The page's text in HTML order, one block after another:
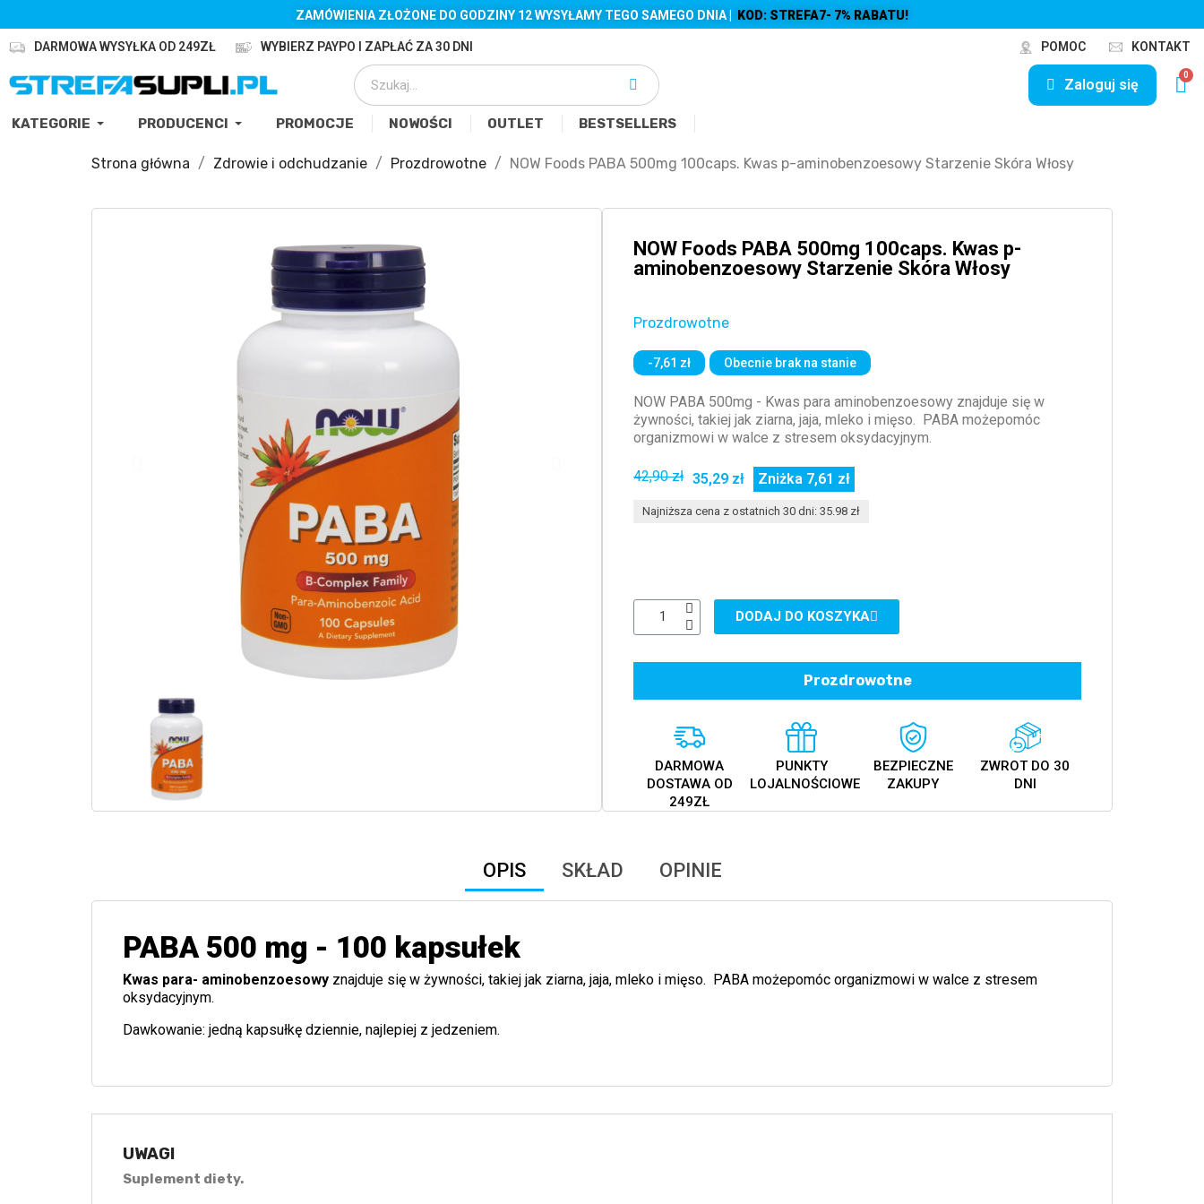
ZAMÓWIENIA ZŁOŻONE DO GODZINY 12 WYSYŁAMY TEGO SAMEGO DNIA | KOD: STREFA7- 7% RABATU!
DARMOWA WYSYŁKA OD 249ZŁ WYBIERZ PAYPO I ZAPŁAĆ ZA 30 DNI POMOC KONTAKT
Zaloguj się
KATEGORIE PRODUCENCI PROMOCJE NOWOŚCI OUTLET BESTSELLERS
Strona główna Zdrowie i odchudzanie Prozdrowotne NOW Foods PABA 500mg 100caps. Kwas p-aminobenzoesowy Starzenie Skóra Włosy
NOW Foods PABA 500mg 100caps. Kwas p-
aminobenzoesowy Starzenie Skóra Włosy
Prozdrowotne
-7,61 zł Obecnie brak na stanie
NOW PABA 500mg - Kwas para aminobenzoesowy znajduje się w
żywności, takiej jak ziarna, jaja, mleko i mięso. PABA możepomóc
organizmowi w walce z stresem oksydacyjnym.
42,90 zł 35,29 zł Zniżka 7,61 zł
Najniższa cena z ostatnich 30 dni: 35.98 zł
DODAJ DO KOSZYKA
Prozdrowotne
DARMOWA
DOSTAWA OD
249ZŁ
PUNKTY
LOJALNOŚCIOWE
BEZPIECZNE
ZAKUPY
ZWROT DO 30
DNI
OPIS SKŁAD OPINIE
PABA 500 mg - 100 kapsułek
Kwas para- aminobenzoesowy znajduje się w żywności, takiej jak ziarna, jaja, mleko i mięso. PABA możepomóc organizmowi w walce z stresem
oksydacyjnym.
Dawkowanie: jedną kapsułkę dziennie, najlepiej z jedzeniem.
UWAGI
Suplement diety.